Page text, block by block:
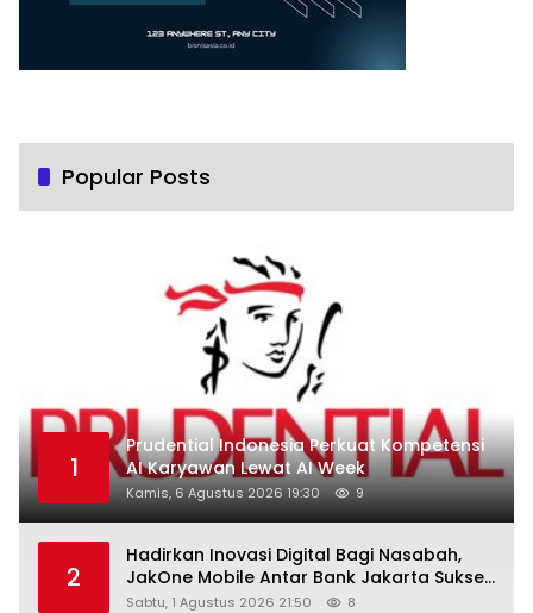
Popular Posts
1
Prudential Indonesia Perkuat Kompetensi
AI Karyawan Lewat AI Week
Kamis, 6 Agustus 2026 19:30 9
2
Hadirkan Inovasi Digital Bagi Nasabah,
JakOne Mobile Antar Bank Jakarta Sukses
Raih Digital Excellence Awards 2026
Sabtu, 1 Agustus 2026 21:50 8